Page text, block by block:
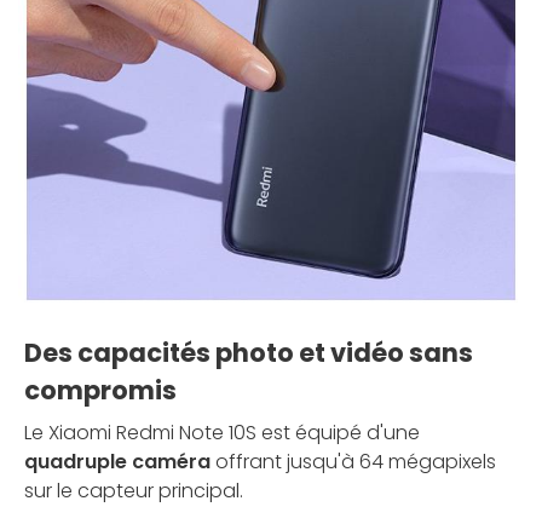
Des capacités photo et vidéo sans
compromis
Le Xiaomi Redmi Note 10S est équipé d'une
quadruple caméraoffrant jusqu'à 64 mégapixels
sur le capteur principal.